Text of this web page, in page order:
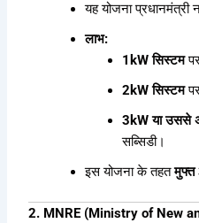
यह योजना प्रधानमंत्री
लाभ:
1kW सिस्टम
2kW सिस्टम
3kW या उससे
सब्सिडी।
इस योजना के तहतमुफ्त
2. MNRE (Ministry of New